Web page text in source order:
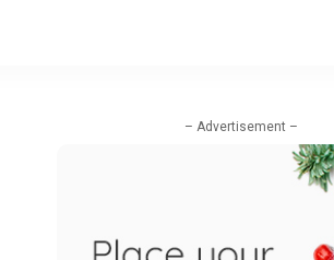
– Advertisement –